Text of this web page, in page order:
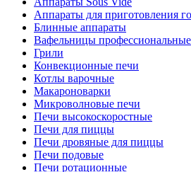
Аппараты для приготовления
Блинные аппараты
Вафельницы профессиональные
Грили
Конвекционные печи
Котлы варочные
Макароноварки
Микроволновые печи
Печи высокоскоростные
Печи для пиццы
Печи дровяные для пиццы
Печи подовые
Печи ротационные